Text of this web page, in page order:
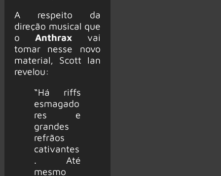
A respeito da
direção musical que
o Anthraxvai
tomar nesse novo
material, Scott Ian
revelou:
“Há riffs
esmagado
res e
grandes
refrãos
cativantes
. Até
mesmo